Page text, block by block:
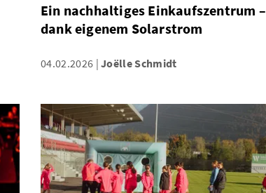
Ein nachhaltiges Einkaufszentrum –
dank eigenem Solarstrom
04.02.2026 Joëlle Schmidt